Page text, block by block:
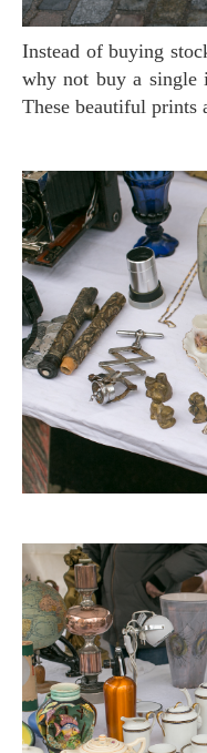
Instead of buying stock photos from the shopping mall,
why not buy a single
These beautiful prints